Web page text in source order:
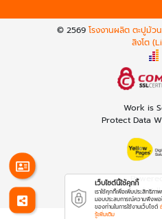
© 2569 โรงงานผลิต ตะปูม้
สิงโต
Work is
Protect Data
Thailand
เว็บไซต์นี้ใช้คุกกี้
เราใช้คุกกี้เพื่อเพิ่มประสิทธิภา
มอบประสบการณ์ความพึงพอ
ของท่านในการใช้งานเว็บไซต์
รู้เพิ่มเติม